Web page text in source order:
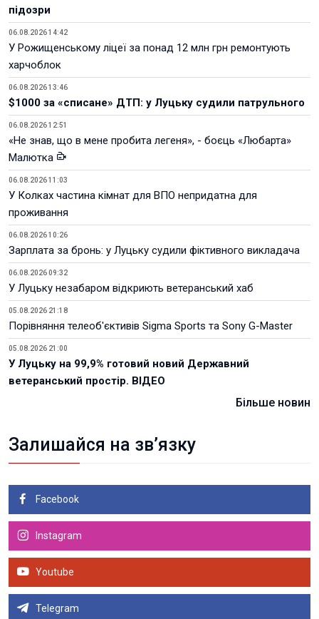
підозри
06.08.2026 14:42
У Рожищенському ліцеї за понад 12 млн грн ремонтують
харчоблок
06.08.2026 13:46
$1000 за «списане» ДТП: у Луцьку судили патрульного
06.08.2026 12:51
«Не знав, що в мене пробита легеня», - боєць «Любарта»
Малютка
06.08.2026 11:03
У Колках частина кімнат для ВПО непридатна для
проживання
06.08.2026 10:26
Зарплата за бронь: у Луцьку судили фіктивного викладача
06.08.2026 09:32
У Луцьку незабаром відкриють ветеранський хаб
05.08.2026 21:18
Порівняння телеоб'єктивів Sigma Sports та Sony G-Master
05.08.2026 21:00
У Луцьку на 99,9% готовий новий Державний
ветеранський простір. ВІДЕО
Більше новин
Залишайся на зв’язку
Facebook
Instagram
Youtube
Telegram